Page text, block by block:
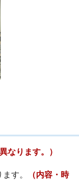
なります。）
す。
（内容・時